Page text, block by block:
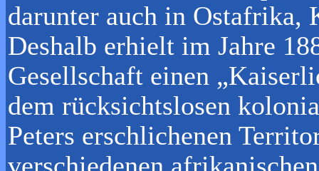
darunter auch in Ostafrika,
Deshalb erhielt im Jahre
Gesellschaft einen
dem rücksichtslosen
Peters erschlichenen
verschiedenen